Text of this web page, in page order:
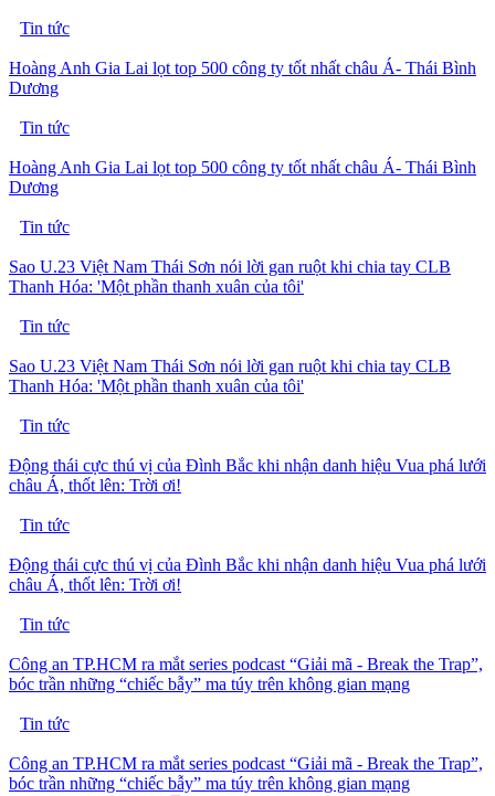
Tin tức
Hoàng Anh Gia Lai lọt top 500 công ty tốt nhất châu Á- Thái Bình
Dương
Tin tức
Hoàng Anh Gia Lai lọt top 500 công ty tốt nhất châu Á- Thái Bình
Dương
Tin tức
Sao U.23 Việt Nam Thái Sơn nói lời gan ruột khi chia tay CLB
Thanh Hóa: 'Một phần thanh xuân của tôi'
Tin tức
Sao U.23 Việt Nam Thái Sơn nói lời gan ruột khi chia tay CLB
Thanh Hóa: 'Một phần thanh xuân của tôi'
Tin tức
Động thái cực thú vị của Đình Bắc khi nhận danh hiệu Vua phá lưới
châu Á, thốt lên: Trời ơi!
Tin tức
Động thái cực thú vị của Đình Bắc khi nhận danh hiệu Vua phá lưới
châu Á, thốt lên: Trời ơi!
Tin tức
Công an TP.HCM ra mắt series podcast “Giải mã - Break the Trap”,
bóc trần những “chiếc bẫy” ma túy trên không gian mạng
Tin tức
Công an TP.HCM ra mắt series podcast “Giải mã - Break the Trap”,
bóc trần những “chiếc bẫy” ma túy trên không gian mạng